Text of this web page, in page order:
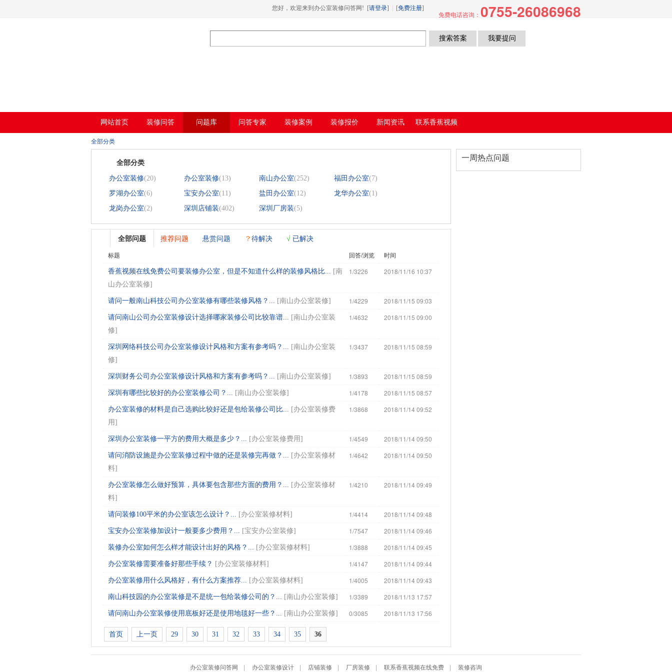
: file_put_contents(./cachefile_yuan/bjbkws.com/cache/8c/e46e7/79115.html): failed to open stream: No such file or directory in/www/wwwroot/Z4.com/func.phpon line115
香蕉视频在线免费,香蕉视频导航,黄色香蕉视频下载,91香蕉APP成人污在线观看
免费电话咨询： 0755-26086968
您好，欢迎来到办公室装修问答网! [请登录] [免费注册]
网站首页 装修问答 问题库 问答专家 装修案例 装修报价 新闻资讯 联系香蕉视频
全部分类
全部分类
办公室装修(20) 办公室装修(13) 南山办公室(252) 福田办公室(7)
罗湖办公室(6) 宝安办公室(11) 盐田办公室(12) 龙华办公室(1)
龙岗办公室(2) 深圳店铺装(402) 深圳厂房装(5)
全部问题 推荐问题 悬赏问题 ？待解决 √ 已解决
标题 回答/浏览 时间
香蕉视频在线免费公司要装修办公室，但是不知道什么样的装修风格比... [南
山办公室装修]
1/3226 2018/11/16 10:37
请问一般南山科技公司办公室装修有哪些装修风格？... [南山办公室装修] 1/4229 2018/11/15 09:03
请问南山公司办公室装修设计选择哪家装修公司比较靠谱... [南山办公室装
修]
1/4632 2018/11/15 09:00
深圳网络科技公司办公室装修设计风格和方案有参考吗？... [南山办公室装
修]
1/3437 2018/11/15 08:59
深圳财务公司办公室装修设计风格和方案有参考吗？... [南山办公室装修] 1/3893 2018/11/15 08:59
深圳有哪些比较好的办公室装修公司？... [南山办公室装修] 1/4178 2018/11/15 08:57
办公室装修的材料是自己选购比较好还是包给装修公司比... [办公室装修费
用]
1/3868 2018/11/14 09:52
深圳办公室装修一平方的费用大概是多少？... [办公室装修费用] 1/4549 2018/11/14 09:50
请问消防设施是办公室装修过程中做的还是装修完再做？... [办公室装修材
料]
1/4642 2018/11/14 09:50
办公室装修怎么做好预算，具体要包含那些方面的费用？... [办公室装修材
料]
1/4210 2018/11/14 09:49
请问装修100平米的办公室该怎么设计？... [办公室装修材料] 1/4414 2018/11/14 09:48
宝安办公室装修加设计一般要多少费用？... [宝安办公室装修] 1/7547 2018/11/14 09:46
装修办公室如何怎么样才能设计出好的风格？... [办公室装修材料] 1/3888 2018/11/14 09:45
办公室装修需要准备好那些手续？ [办公室装修材料] 1/4147 2018/11/14 09:44
办公室装修用什么风格好，有什么方案推荐... [办公室装修材料] 1/4005 2018/11/14 09:43
南山科技园的办公室装修是不是统一包给装修公司的？... [南山办公室装修] 1/3389 2018/11/13 17:57
请问南山办公室装修使用底板好还是使用地毯好一些？... [南山办公室装修] 0/3085 2018/11/13 17:56
首页 上一页 29 30 31 32 33 34 35 36
一周热点问题
办公室装修问答网 | 办公室装修设计 | 店铺装修 | 厂房装修 | 联系香蕉视频在线免费 | 装修咨询